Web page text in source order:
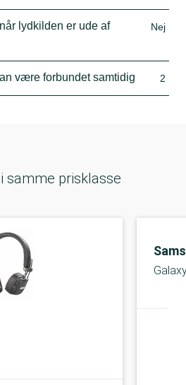
lydkilden er ude af
Nej
være forbundet samtidig 2
samme prisklasse